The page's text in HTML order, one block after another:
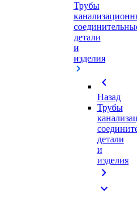
Трубы
детали
и
изделия
chevron_left
Назад
Трубы
детали
и
изделия
chevron_right
expand_more